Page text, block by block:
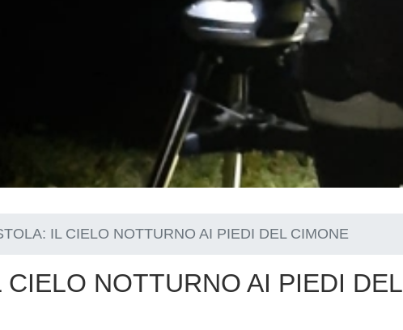
IL CIELO NOTTURNO AI PIEDI DEL CIMONE
CIELO NOTTURNO AI PIEDI DEL